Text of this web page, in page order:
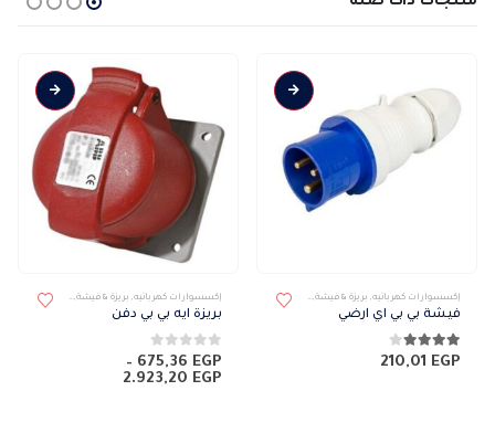
إكسسوارات كهربائيه, بريزة & فيشة, فيشة
فيشة بي بي اي ارضي
4.00من 5
210,01 EGP
إكسسوارات كهربائيه, بريزة & فيشة, بريزة دفن
بريزة ايه بي بي دفن
0من 5 675,36 EGP
–
2.923,20 EGP